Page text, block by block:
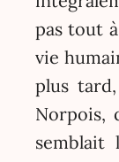
pas tout
vie
plus
Norpois,
semblait